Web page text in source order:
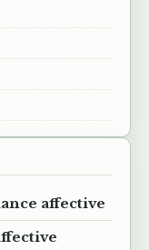
affective